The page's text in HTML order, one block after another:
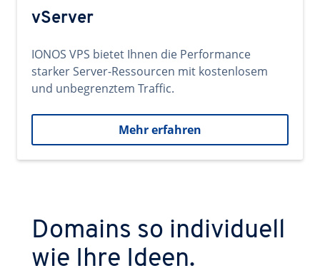
vServer
IONOS VPS bietet Ihnen die Performance
starker Server-Ressourcen mit kostenlosem
und unbegrenztem Traffic.
Mehr erfahren
Domains so individuell
wie Ihre Ideen.